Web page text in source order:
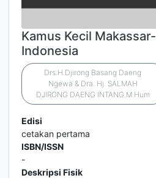
Kamus Kecil Makassar-
Indonesia
Drs.H.Djirong Basang Daeng
Ngewa & Dra. Hj. SALMAH
DJIRONG DAENG INTANG.M.Hum
Edisi
cetakan pertama
ISBN/ISSN
-
Deskripsi Fisik